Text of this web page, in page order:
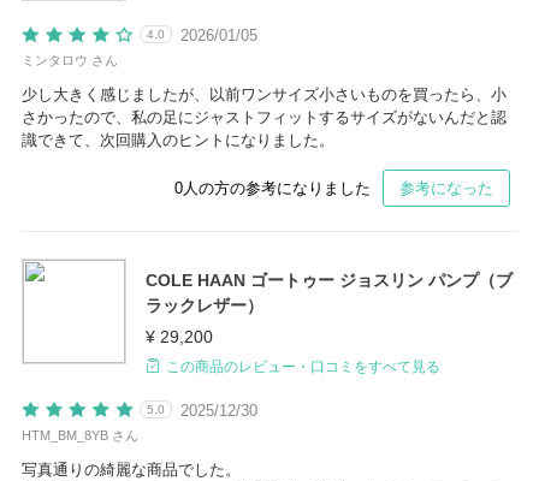
2026/01/05
4.0
ミンタロウ さん
少し大きく感じましたが、以前ワンサイズ小さいものを買ったら、小
さかったので、私の足にジャストフィットするサイズがないんだと認
識できて、次回購入のヒントになりました。
0 人の方の参考になりました 参考になった
COLE HAAN ゴートゥー ジョスリン パンプ（ブ
ラックレザー）
¥ 29,200
この商品のレビュー・口コミをすべて見る
2025/12/30
5.0
HTM_BM_8YB さん
写真通りの綺麗な商品でした。